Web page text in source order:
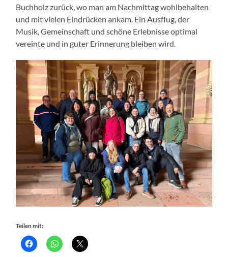
Buchholz zurück, wo man am Nachmittag wohlbehalten
und mit vielen Eindrücken ankam. Ein Ausflug, der
Musik, Gemeinschaft und schöne Erlebnisse optimal
vereinte und in guter Erinnerung bleiben wird.
Teilen mit: